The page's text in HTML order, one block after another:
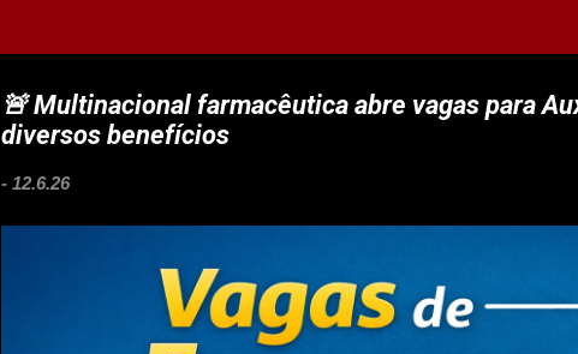
🚨 Multinacional farmacêutica abre vagas para
diversos benefícios
- 12.6.26